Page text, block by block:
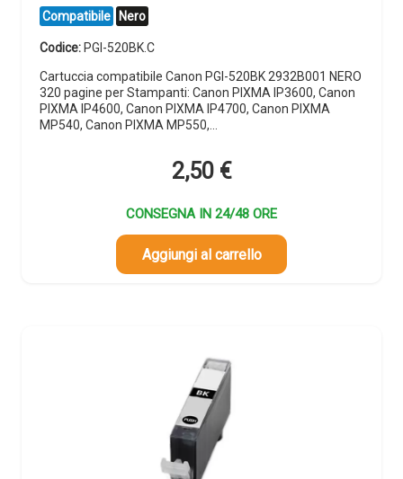
Compatibile Nero
Codice: PGI-520BK.C
Cartuccia compatibile Canon PGI-520BK 2932B001 NERO
320 pagine per Stampanti: Canon PIXMA IP3600, Canon
PIXMA IP4600, Canon PIXMA IP4700, Canon PIXMA
MP540, Canon PIXMA MP550,…
2,50 €
CONSEGNA IN 24/48 ORE
Aggiungi al carrello